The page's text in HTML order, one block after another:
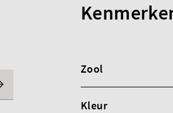
Zool
Kleur